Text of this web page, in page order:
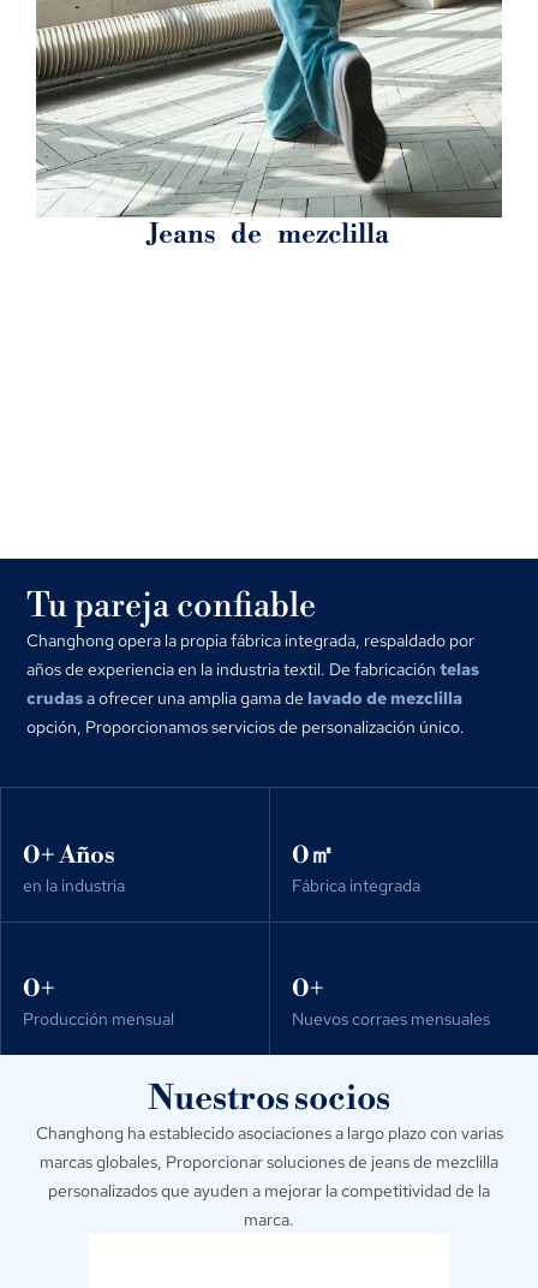
Jeans de mezclilla
Tu pareja confiable
Changhong opera la propia fábrica integrada, respaldado por
años de experiencia en la industria textil. De fabricacióntelas
crudasa ofrecer una amplia gama de lavado de mezclilla
opción, Proporcionamos servicios de personalización único.
0+ Años
en la industria
0㎡
Fábrica integrada
0+
Producción mensual
0+
Nuevos corraes mensuales
Nuestros socios
Changhong ha establecido asociaciones a largo plazo con varias
marcas globales, Proporcionar soluciones de jeans de mezclilla
personalizados que ayuden a mejorar la competitividad de la
marca.